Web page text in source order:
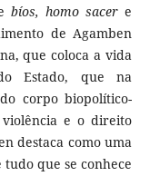
bíos, homo sacere
de Agamben
que coloca a vida
Estado, que na
corpo biopolítico-
e o direito
destaca como uma
que se conhece